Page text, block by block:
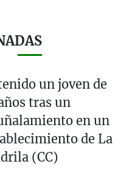
un joven de
tras un
en un
de La
(CC)